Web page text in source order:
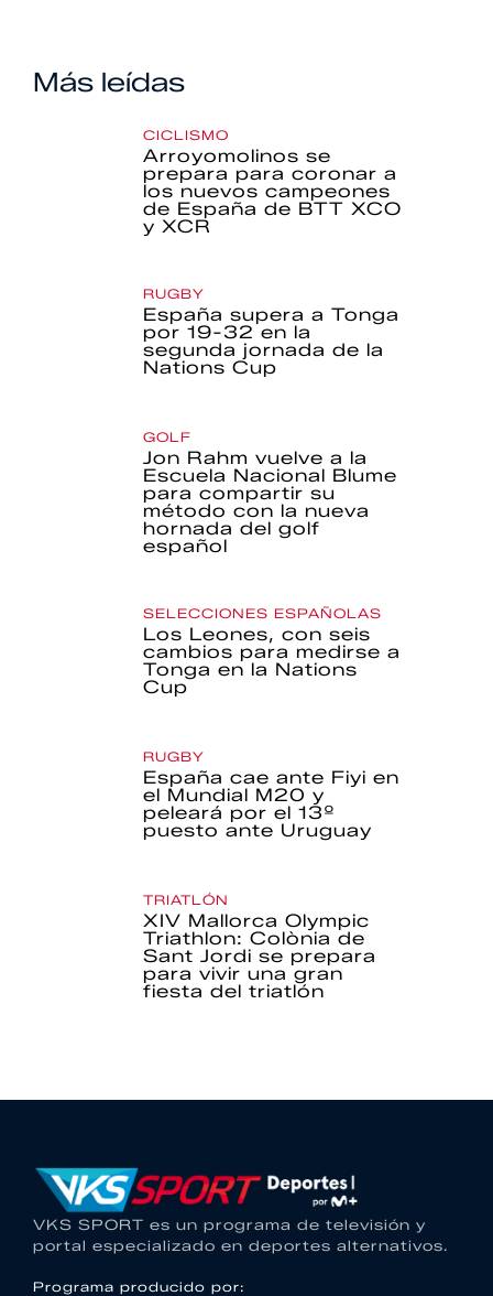
Más leídas
CICLISMO
Arroyomolinos se
prepara para coronar a
los nuevos campeones
de España de BTT XCO
y XCR
RUGBY
España supera a Tonga
por 19-32 en la
segunda jornada de la
Nations Cup
GOLF
Jon Rahm vuelve a la
Escuela Nacional Blume
para compartir su
método con la nueva
hornada del golf
español
SELECCIONES ESPAÑOLAS
Los Leones, con seis
cambios para medirse a
Tonga en la Nations
Cup
RUGBY
España cae ante Fiyi en
el Mundial M20 y
peleará por el 13º
puesto ante Uruguay
TRIATLÓN
XIV Mallorca Olympic
Triathlon: Colònia de
Sant Jordi se prepara
para vivir una gran
fiesta del triatlón
VKS SPORT es un programa de televisión y
portal especializado en deportes alternativos.
Programa producido por: